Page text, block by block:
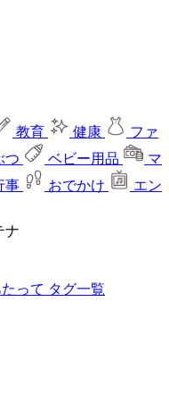
教育 健康
ファ
つ ベビー用品
マ
事 おでかけ
エン
ナ
って タグ一覧